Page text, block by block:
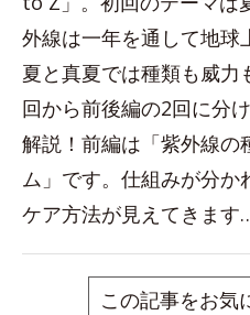
外線は一年を通して地球
夏と真夏では種類も威力
回から前後編の2回に分
解説！前編は「紫外線の
ム」です。仕組みが分
ケア方法が見えてきます
この記事をお気